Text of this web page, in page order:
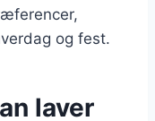
og fest.
laver